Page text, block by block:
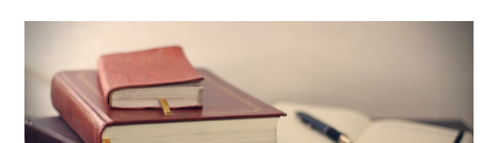
US-
NOTENBANK